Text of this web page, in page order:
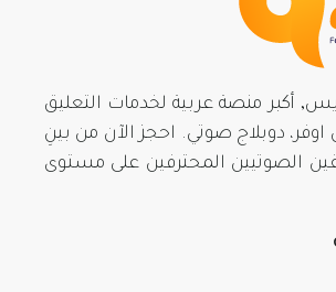
أكبر منصة عربية لخدمات التعليق
دوبلاج صوتي. احجز الآن من بينِ
الصوتيين المحترفين على مستوى